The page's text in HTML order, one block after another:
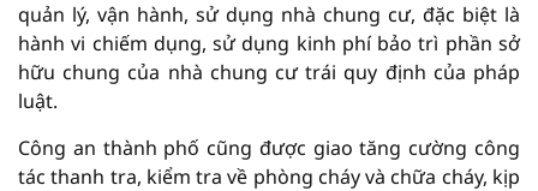
quản lý, vận hành, sử dụng nhà chung cư, đặc biệt là
hành vi chiếm dụng, sử dụng kinh phí bảo trì phần sở
hữu chung của nhà chung cư trái quy định của pháp
luật.
Công an thành phố cũng được giao tăng cường công
tác thanh tra, kiểm tra về phòng cháy và chữa cháy, kịp